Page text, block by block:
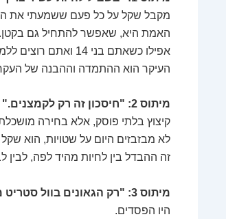
מקבל שקל על כל פעם ששמעתי את
האמת היא, שאפשר להתחיל גם בקטן.
אפילו כשאתם בני 14 ואתם רוצים ללמוד
העיקר הוא ההתמדה וההבנה של
מיתוס 2: "חיסכון זה רק לקמצנים."
קיצוץ בלתי פוסק, אלא בחירה
לא מבזבזים היום על שטויות, הוא
זה ההבדל בין לחיות מהיד לפה,
מיתוס 3: "רק הגאונים בוול סטריט מבינים השקעות."
היו הפסדים.